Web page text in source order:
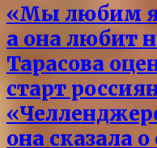
«Мы любим
а она любит
Тарасова
старт
она сказала